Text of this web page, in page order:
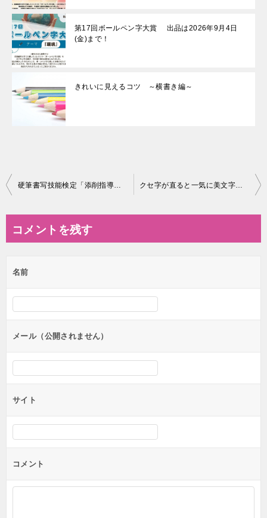
第17回ボールペン字大賞 出品は2026年9月4日
(金)まで！
きれいに見えるコツ ～横書き編～
投
ビ
ー
シ
ン
硬筆書写技能検定「添削指導集中コース」が硬筆検定2級を目指す方に人気です クセ字が直ると一気に美文字になりやすい？クセ字の人ほど美文字に！！
コメントを残す
名前
メール（公開されません）
サイト
コメント